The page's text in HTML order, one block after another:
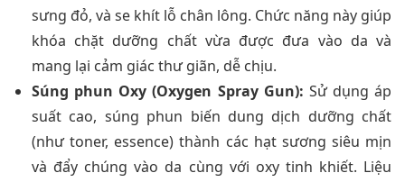
sưng đỏ, và se khít lỗ chân lông. Chức năng này giúp
khóa chặt dưỡng chất vừa được đưa vào da và
mang lại cảm giác thư giãn, dễ chịu.
Súng phun Oxy (Oxygen Spray Gun): Sử dụng áp
suất cao, súng phun biến dung dịch dưỡng chất
(như toner, essence) thành các hạt sương siêu mịn
và đẩy chúng vào da cùng với oxy tinh khiết. Liệu